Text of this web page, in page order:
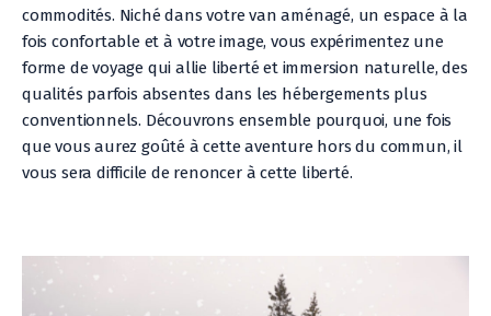
commodités. Niché dans votre van aménagé, un espace à la
fois confortable et à votre image, vous expérimentez une
forme de voyage qui allie liberté et immersion naturelle, des
qualités parfois absentes dans les hébergements plus
conventionnels. Découvrons ensemble pourquoi, une fois
que vous aurez goûté à cette aventure hors du commun, il
vous sera difficile de renoncer à cette liberté.